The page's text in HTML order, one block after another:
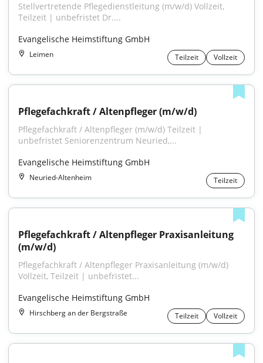
Stellvertretende Pflegedienstleitung (m/w/d) Vollzeit,
Teilzeit | unbefristet Dr....
Evangelische Heimstiftung GmbH
Leimen Teilzeit Vollzeit
Pflegefachkraft / Altenpfleger (m/w/d)
Pflegefachkraft / Altenpfleger (m/w/d) Teilzeit |
unbefristet Seniorenzentrum Neuried,...
Evangelische Heimstiftung GmbH
Neuried-Altenheim Teilzeit
Pflegefachkraft / Altenpfleger Praxisanleitung
(m/w/d)
Pflegefachkraft / Altenpfleger Praxisanleitung (m/w/d)
Vollzeit, Teilzeit | unbefristet...
Evangelische Heimstiftung GmbH
Hirschberg an der Bergstraße Teilzeit Vollzeit